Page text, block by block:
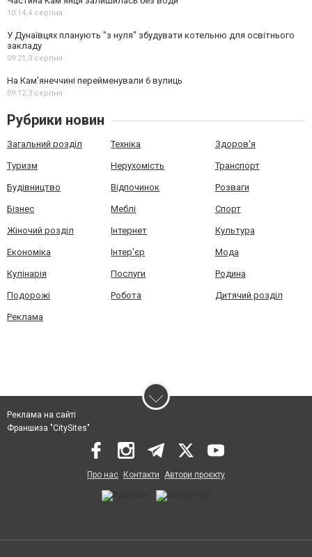
10:14,4 серпня
У Дунаївцях планують "з нуля" збудувати котельню для освітнього
закладу
09:21,3 серпня
На Камʼянеччині перейменували 6 вулиць
09:12,3 серпня
Рубрики новин
Загальний розділ Техніка Здоров'я
Туризм Нерухомість Транспорт
Будівництво Відпочинок Розваги
Бізнес Меблі Спорт
Жіночий розділ Інтернет Культура
Економіка Інтер'єр Мода
Кулінарія Послуги Родина
Подорожі Робота Дитячий розділ
Реклама
Реклама на сайті
Франшиза "CitySites"
Про нас Контакти Автори проєкту